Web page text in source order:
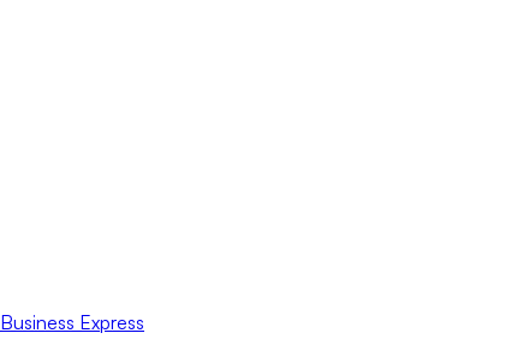
Business Express